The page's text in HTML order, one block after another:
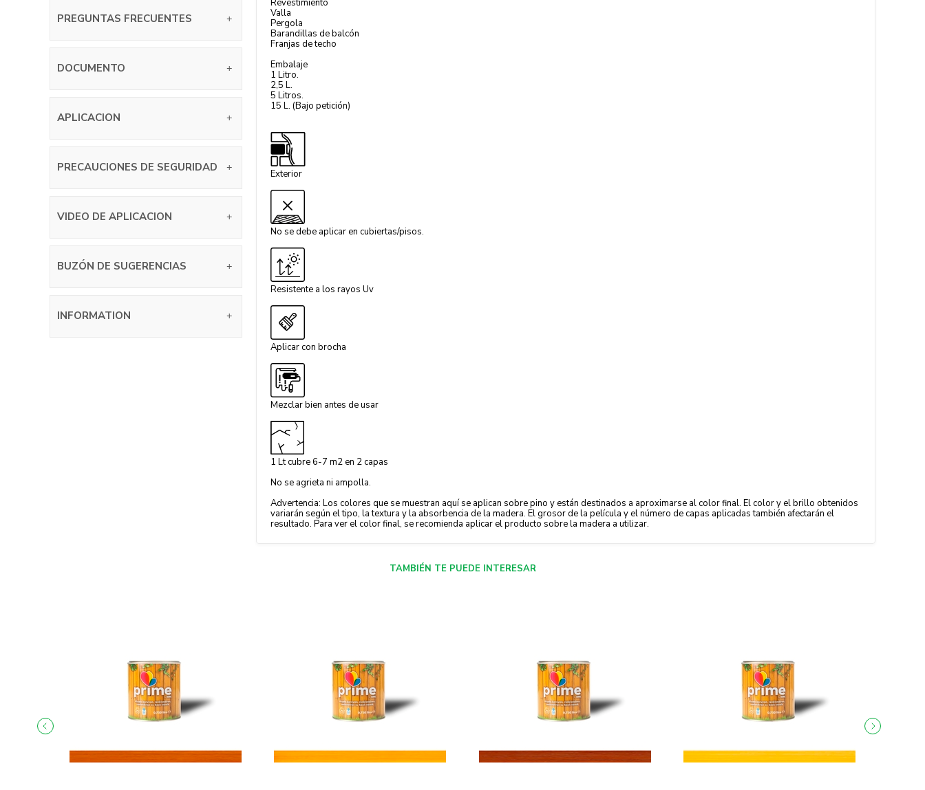
PREGUNTAS FRECUENTES
DOCUMENTO
APLICACION
PRECAUCIONES DE SEGURIDAD
VIDEO DE APLICACION
BUZÓN DE SUGERENCIAS
INFORMATION
Revestimiento
Valla
Pergola
Barandillas de balcón
Franjas de techo
Embalaje
1 Litro.
2,5 L.
5 Litros.
15 L. (Bajo petición)
Exterior
No se debe aplicar en cubiertas/pisos.
Resistente a los rayos Uv
Aplicar con brocha
Mezclar bien antes de usar
1 Lt cubre 6-7 m2 en 2 capas
No se agrieta ni ampolla.
Advertencia: Los colores que se muestran aquí se aplican sobre pino y están destinados a aproximarse al color final. El color y el brillo obtenidos
variarán según el tipo, la textura y la absorbencia de la madera. El grosor de la película y el número de capas aplicadas también afectarán el
resultado. Para ver el color final, se recomienda aplicar el producto sobre la madera a utilizar.
TAMBIÉN TE PUEDE INTERESAR